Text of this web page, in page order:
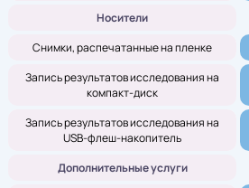
Носители
Снимки, распечатанные на пленке
Запись результатов исследования на
компакт-диск
Запись результатов исследования на
USB-флеш-накопитель
Дополнительные услуги